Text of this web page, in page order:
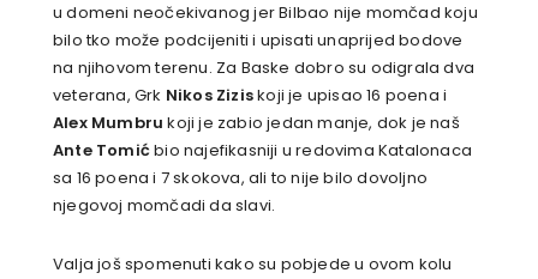
u domeni neočekivanog jer Bilbao nije momčad koju
bilo tko može podcijeniti i upisati unaprijed bodove
na njihovom terenu. Za Baske dobro su odigrala dva
veterana, Grk Nikos Ziziskoji je upisao 16 poena i
Alex Mumbru koji je zabio jedan manje, dok je naš
Ante Tomićbio najefikasniji u redovima Katalonaca
sa 16 poena i 7 skokova, ali to nije bilo dovoljno
njegovoj momčadi da slavi.
Valja još spomenuti kako su pobjede u ovom kolu